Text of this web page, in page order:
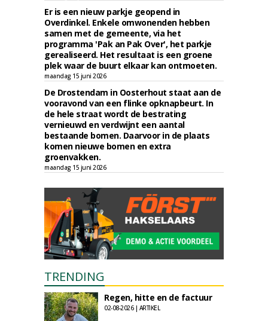
Er is een nieuw parkje geopend in
Overdinkel. Enkele omwonenden hebben
samen met de gemeente, via het
programma 'Pak an Pak Over', het parkje
gerealiseerd. Het resultaat is een groene
plek waar de buurt elkaar kan ontmoeten.
maandag 15 juni 2026
De Drostendam in Oosterhout staat aan de
vooravond van een flinke opknapbeurt. In
de hele straat wordt de bestrating
vernieuwd en verdwijnt een aantal
bestaande bomen. Daarvoor in de plaats
komen nieuwe bomen en extra
groenvakken.
maandag 15 juni 2026
TRENDING
Regen, hitte en de factuur
02-08-2026 | ARTIKEL